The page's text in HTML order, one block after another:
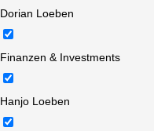
Dorian Loeben
Finanzen & Investments
Hanjo Loeben